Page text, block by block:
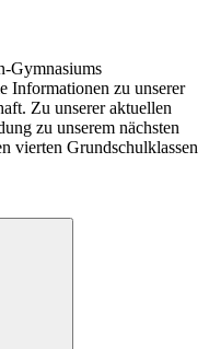
Gymnasiums
Informationen zu unserer
Zu unserer aktuellen
zu unserem nächsten
vierten Grundschulklassen